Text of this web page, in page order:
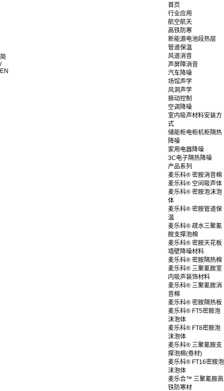
简
/
EN
首页
行业应用
航空航天
高铁防寒
新能源电池段热层
管道保温
风道消音
声屏障消音
汽车降噪
场馆声学
风洞声学
振动控制
空调降噪
室内吸声材料安装方
式
储能柜电柜机柜隔热
降噪
家用电器降噪
3C电子隔热降噪
产品系列
麦乐科® 密胺消音棉
麦乐科® 空间吸声体
麦乐科® 密胺泡沫泡
体
麦乐科® 密胺管道保
温
麦乐科® 疏水三聚氰
胺支撑泡棉
麦乐科® 密胺天花板
墙壁降噪材料
麦乐科® 密胺隔热棉
麦乐科® 三聚氰胺室
内吸声装饰材料
麦乐科® 三聚氰胺消
音棉
麦乐科® 密胺隔热板
麦乐科® FT5密胺泡
沫泡体
麦乐科® FT8密胺泡
沫泡体
麦乐科® 三聚氰胺支
撑泡棉(卷材)
麦乐科® FT16密胺泡
沫泡体
麦乐合™ 三聚氰胺高
铁防寒材